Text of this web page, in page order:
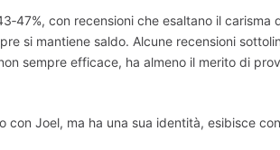
con recensioni che esaltano il carisma
si mantiene saldo. Alcune recensioni
sempre efficace, ha almeno il merito di
Joel, ma ha una sua identità, esibisce